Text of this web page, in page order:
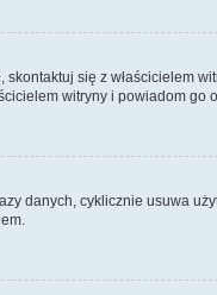
się z właścicielem
witryny i powiadom go
danych, cyklicznie usuwa